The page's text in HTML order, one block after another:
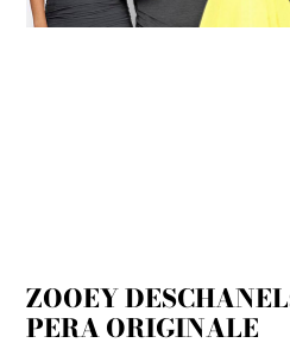
ZOOEY
PERA ORIGINALE